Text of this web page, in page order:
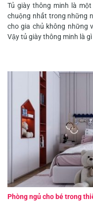
Tủ giày thông minh là
chuộng nhất trong những
cho gia chủ không những
Vậy tủ giày thông minh là
Phòng ngủ cho bé trong